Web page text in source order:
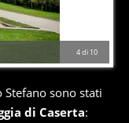
4di 10
sono stati
di Caserta: